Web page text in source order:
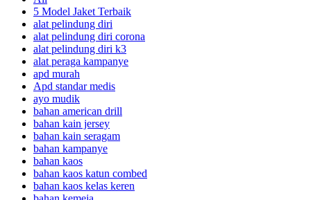
5 Model Jaket Terbaik
alat pelindung diri
alat pelindung diri corona
alat pelindung diri k3
alat peraga kampanye
apd murah
Apd standar medis
ayo mudik
bahan american drill
bahan kain jersey
bahan kain seragam
bahan kampanye
bahan kaos
bahan kaos katun combed
bahan kaos kelas keren